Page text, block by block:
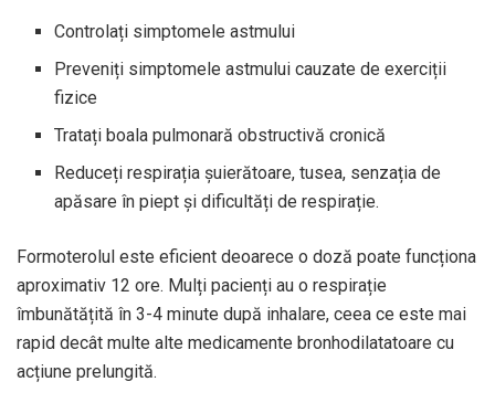
Controlați simptomele astmului
Preveniți simptomele astmului cauzate de exerciții
fizice
Tratați boala pulmonară obstructivă cronică
Reduceți respirația șuierătoare, tusea, senzația de
apăsare în piept și dificultăți de respirație.
Formoterolul este eficient deoarece o doză poate funcționa
aproximativ 12 ore. Mulți pacienți au o respirație
îmbunătățită în 3-4 minute după inhalare, ceea ce este mai
rapid decât multe alte medicamente bronhodilatatoare cu
acțiune prelungită.